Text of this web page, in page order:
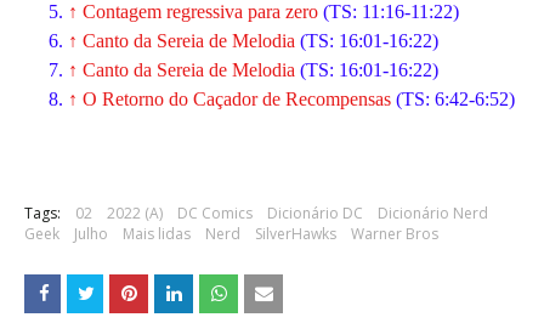
↑ Contagem regressiva para zero (TS: 11:16-11:22)
↑ Canto da Sereia de Melodia (TS: 16:01-16:22)
↑ Canto da Sereia de Melodia (TS: 16:01-16:22)
↑ O Retorno do Caçador de Recompensas (TS: 6:42-6:52)
Tags: 02 2022 (A) DC Comics Dicionário DC
Dicionário Nerd
Geek
Julho Mais lidas Nerd SilverHawks Warner Bros